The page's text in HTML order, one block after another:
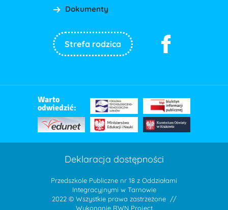
Dokumenty
Strefa rodzica
Warto
odwiedzić:
Deklaracja dostępności
Przedszkole Publiczne nr 18 z Oddziałami
Integracyjnymi w Tarnowie
2022 © Wszystkie prawa zastrzeżone //
Wykonanie RWN Project